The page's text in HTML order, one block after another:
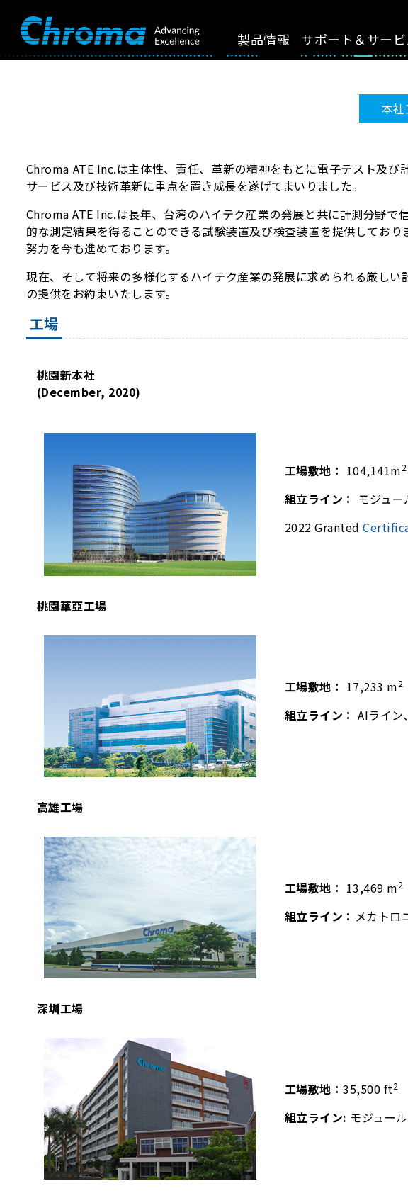
製品情報 サポート＆サービ
本
Chroma ATE Inc.は主体性、責任、革新の精神をもとに電子テスト及
サービス及び技術革新に重点を置き成長を遂げてまいりました。
Chroma ATE Inc.は長年、台湾のハイテク産業の発展と共に計測分野
的な測定結果を得ることのできる試験装置及び検査装置を提供してお
努力を今も進めております。
現在、そして将来の多様化するハイテク産業の発展に求められる厳し
の提供をお約束いたします。
工場
桃園新本社
(December, 2020)
工場敷地： 104,141m2
組立ライン： モジュ
2022 Granted
桃園華亞工場
工場敷地： 17,233 m2
組立ライン：AIライン
高雄工場
工場敷地： 13,469 m2
組立ライン： メカトロ
深圳工場
工場敷地：35,500 ft2
組立ライン: モジュー